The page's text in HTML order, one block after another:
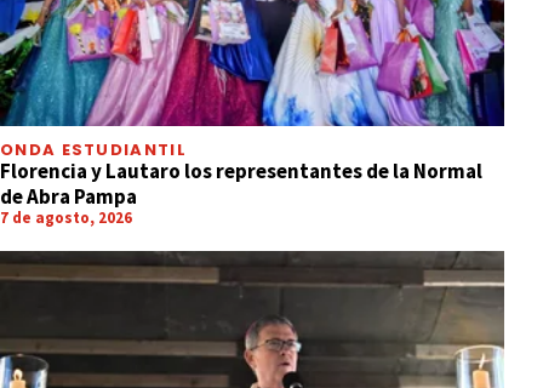
ONDA ESTUDIANTIL
Florencia y Lautaro los representantes de la Normal
de Abra Pampa
7 de agosto, 2026